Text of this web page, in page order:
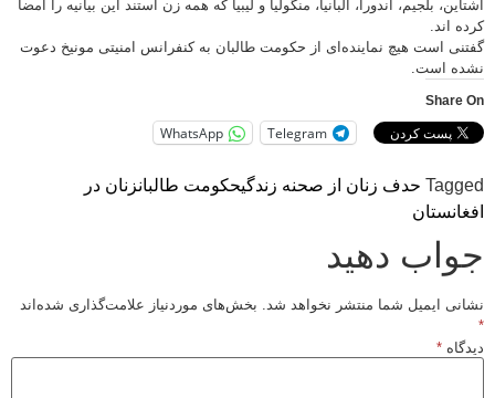
اشتاین، بلجیم، آندورا، البانیا، منگولیا و لیبیا که همه زن استند این بیانیه را امضا
کرده اند.
گفتنی است هیچ نماینده‌ای از حکومت طالبان به کنفرانس امنیتی مونیخ دعوت
نشده است.
Share On
Telegram
WhatsApp
Tagged حدف زنان از صحنه زندگیحکومت طالبانزنان در
افغانستان
جواب دهید
نشانی ایمیل شما منتشر نخواهد شد. بخش‌های موردنیاز علامت‌گذاری شده‌اند
دیدگاه*